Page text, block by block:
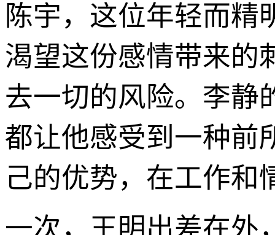
陈宇，这位年轻而精
渴望这份感情带来的
去一切的风险。李静
都让他感受到一种前
己的优势，在工作和